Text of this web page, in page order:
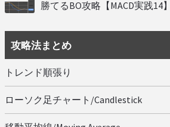
攻略法まとめ
トレンド順張り
ローソク足チャート/Candlestick